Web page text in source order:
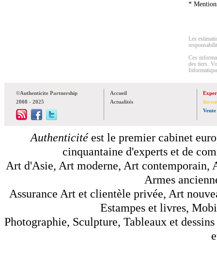
*
Les
Ces
des tiers.
©Authenticite Partnership
2008 - 2025
Accueil
Actualités
Vente
Authenticitéest le premier cabinet
cinquantaine d'experts et de
Art d'Asie, Art moderne, Art contemporain,
Armes
Assurance Art et clientèle privée, Art
Estampes et livres,
Photographie, Sculpture, Tableaux et